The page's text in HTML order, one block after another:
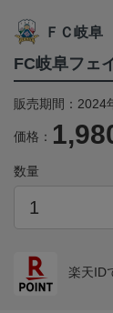
ＦＣ岐阜
FC岐阜フェ
販売期間：2024
価格：
数量
楽天ID